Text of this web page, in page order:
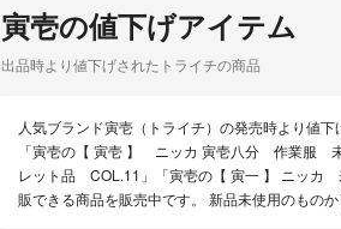
寅壱の値下げアイテム
出品時より値下げされたトライチの商品
人気ブランド寅壱（トライチ）の発売時より値
「寅壱の【 寅壱 】 ニッカ 寅壱八分 作業服
レット品 COL.11」「寅壱の【 寅一 】 ニッカ
販できる商品を販売中です。 新品未使用のもの